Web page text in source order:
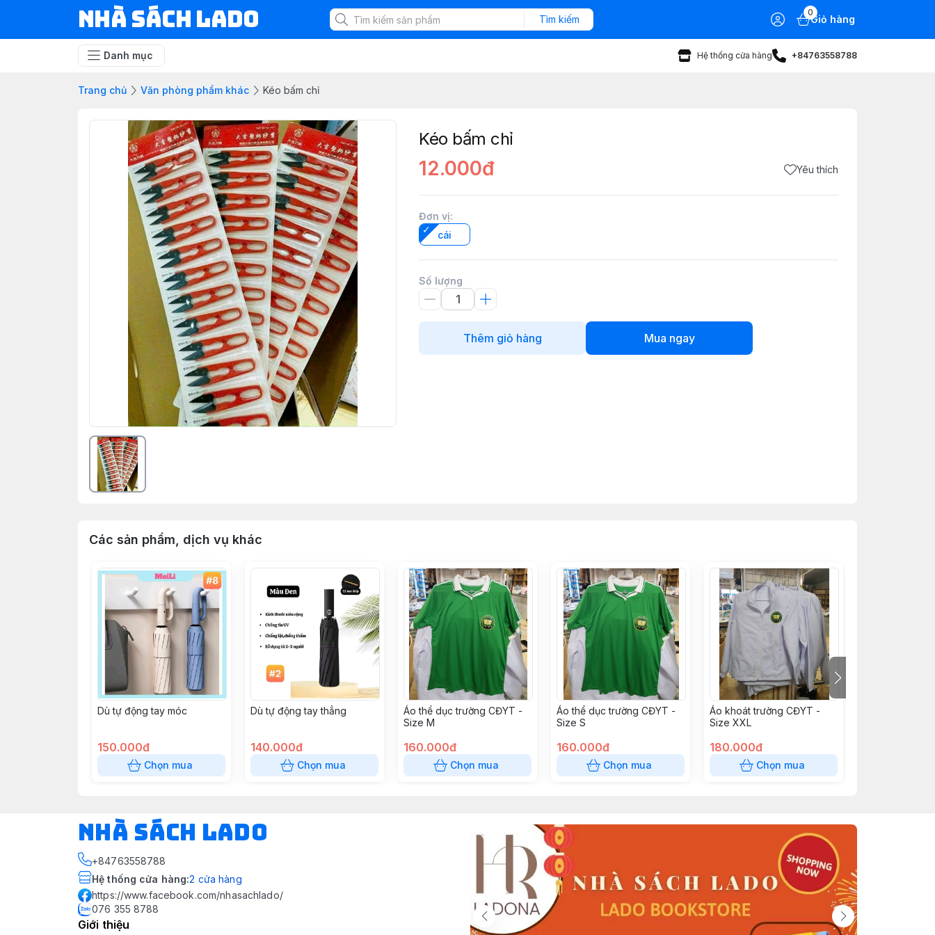
NHÀ SÁCH LADO Tìm kiếm
0
Giỏ hàng
Danh mục Hệ thống cửa hàng +84763558788
Trang chủ Văn phòng phẩm khác Kéo bấm chỉ
Kéo bấm chỉ
12.000đ Yêu thích
Đơn vị:
cái
Số lượng
Thêm giỏ hàng Mua ngay
Các sản phẩm, dịch vụ khác
Dù tự động tay móc
150.000đ
Chọn mua
Dù tự động tay thẳng
140.000đ
Chọn mua
Áo thể dục trường CĐYT -
Size M
160.000đ
Chọn mua
Áo thể dục trường CĐYT -
Size S
160.000đ
Chọn mua
Áo khoát trường CĐYT -
Size XXL
180.000đ
Chọn mua
NHÀ SÁCH LADO
+84763558788
Hệ thống cửa hàng:2 cửa hàng
https://www.facebook.com/nhasachlado/
076 355 8788
Giới thiệu